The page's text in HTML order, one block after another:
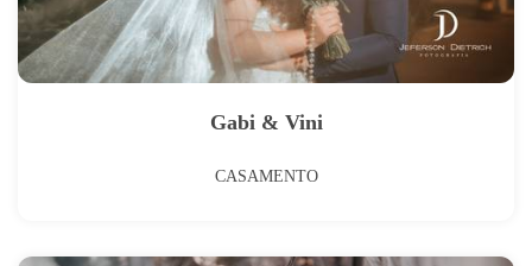
Gabi & Vini
CASAMENTO